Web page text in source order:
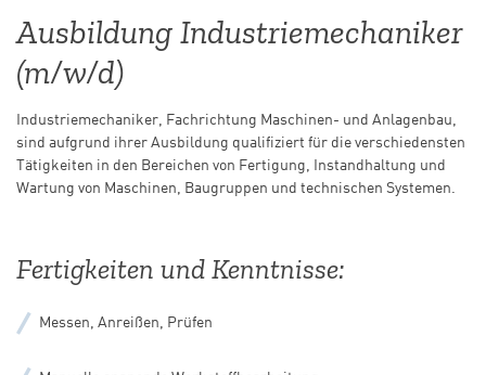
Ausbildung Industriemechaniker
(m/w/d)
Industriemechaniker, Fachrichtung Maschinen- und Anlagenbau,
sind aufgrund ihrer Ausbildung qualifiziert für die verschiedensten
Tätigkeiten in den Bereichen von Fertigung, Instandhaltung und
Wartung von Maschinen, Baugruppen und technischen Systemen.
Fertigkeiten und Kenntnisse:
Messen, Anreißen, Prüfen